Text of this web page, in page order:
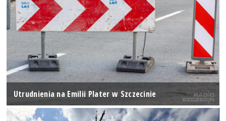
Utrudnienia na Emilii Plater w Szczecinie